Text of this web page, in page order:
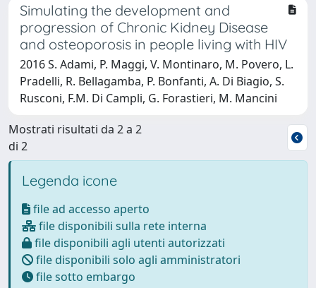
Simulating the development and
progression of Chronic Kidney Disease
and osteoporosis in people living with HIV
2016 S. Adami, P. Maggi, V. Montinaro, M. Povero, L.
Pradelli, R. Bellagamba, P. Bonfanti, A. Di Biagio, S.
Rusconi, F.M. Di Campli, G. Forastieri, M. Mancini
Mostrati risultati da 2 a 2
di 2
Legenda icone
file ad accesso aperto
file disponibili sulla rete interna
file disponibili agli utenti autorizzati
file disponibili solo agli amministratori
file sotto embargo